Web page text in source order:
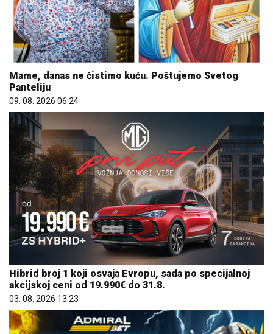
Mame, danas ne čistimo kuću. Poštujemo Svetog
Panteliju
09. 08. 2026 06:24
Hibrid broj 1 koji osvaja Evropu, sada po specijalnoj
akcijskoj ceni od 19.990€ do 31.8.
03. 08. 2026 13:23